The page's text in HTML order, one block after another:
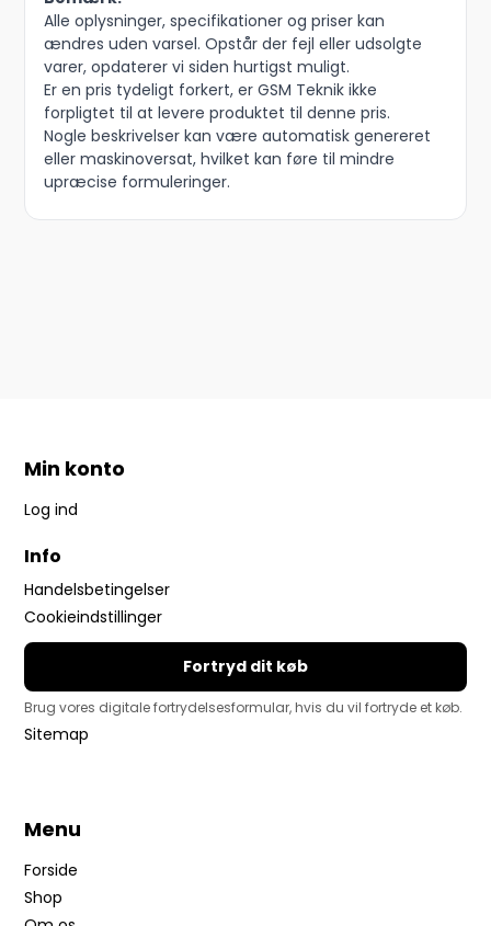
Alle oplysninger, specifikationer og priser kan
ændres uden varsel. Opstår der fejl eller udsolgte
varer, opdaterer vi siden hurtigst muligt.
Er en pris tydeligt forkert, er GSM Teknik ikke
forpligtet til at levere produktet til denne pris.
Nogle beskrivelser kan være automatisk genereret
eller maskinoversat, hvilket kan føre til mindre
upræcise formuleringer.
Min konto
Log ind
Info
Handelsbetingelser
Cookieindstillinger
Fortryd dit køb
Brug vores digitale fortrydelsesformular, hvis du vil fortryde et køb.
Sitemap
Menu
Forside
Shop